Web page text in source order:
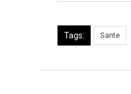
Tags: Sante